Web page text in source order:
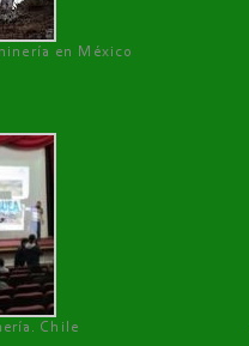
en México
Chile